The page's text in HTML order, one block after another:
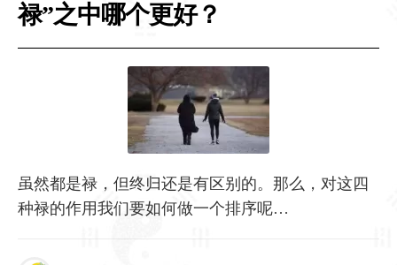
禄”之中哪个更好？
虽然都是禄，但终归还是有区别的。那么，对这四
种禄的作用我们要如何做一个排序呢…